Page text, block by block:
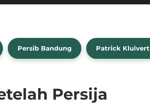
Persib Bandung Patrick Kluivert
Persija